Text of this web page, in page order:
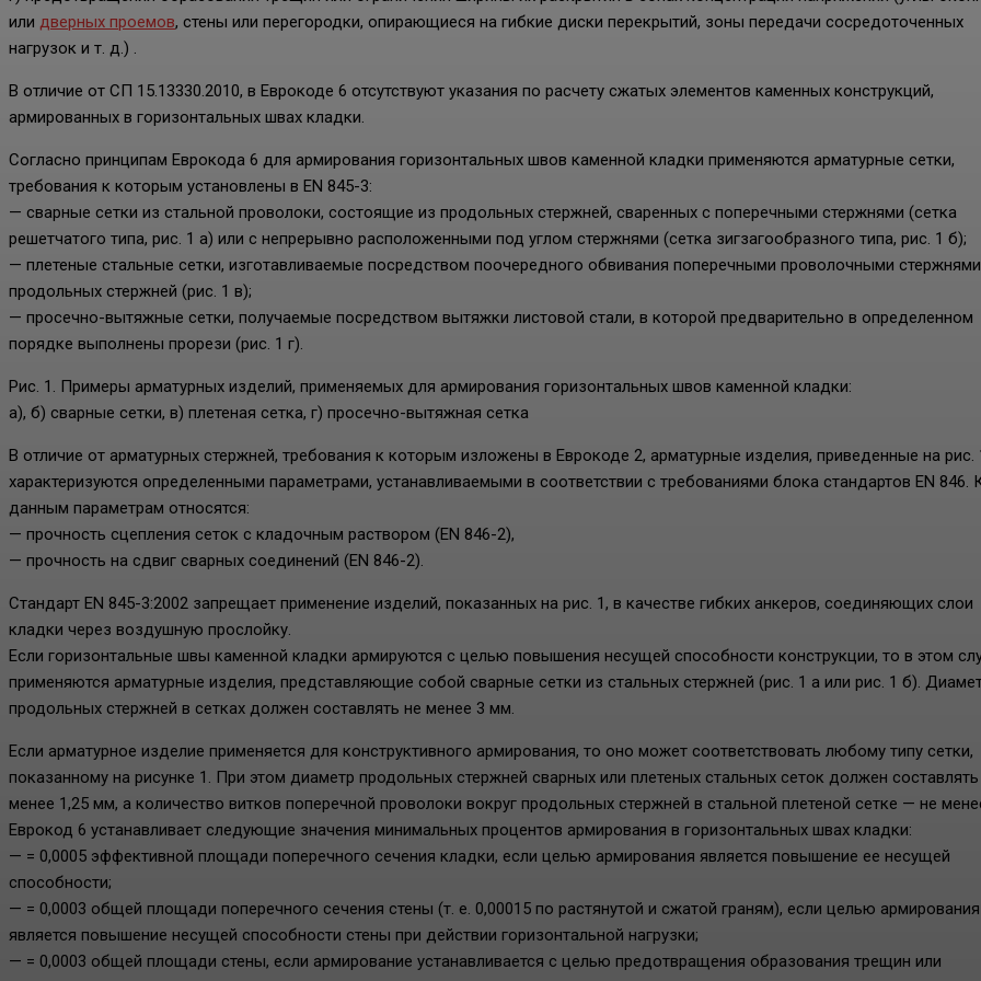
или дверных проемов, стены или перегородки, опирающиеся на гибкие диски перекрытий, зоны передачи сосредоточенных
нагрузок и т. д.) .
В отличие от СП 15.13330.2010, в Еврокоде 6 отсутствуют указания по расчету сжатых элементов каменных конструкций,
армированных в горизонтальных швах кладки.
Согласно принципам Еврокода 6 для армирования горизонтальных швов каменной кладки применяются арматурные сетки,
требования к которым установлены в EN 845-3:
— сварные сетки из стальной проволоки, состоящие из продольных стержней, сваренных с поперечными стержнями (сетка
решетчатого типа, рис. 1 а) или с непрерывно расположенными под углом стержнями (сетка зигзагообразного типа, рис. 1 б);
— плетеные стальные сетки, изготавливаемые посредством поочередного обвивания поперечными проволочными стержнями
продольных стержней (рис. 1 в);
— просечно-вытяжные сетки, получаемые посредством вытяжки листовой стали, в которой предварительно в определенном
порядке выполнены прорези (рис. 1 г).
Рис. 1. Примеры арматурных изделий, применяемых для армирования горизонтальных швов каменной кладки:
а), б) сварные сетки, в) плетеная сетка, г) просечно-вытяжная сетка
В отличие от арматурных стержней, требования к которым изложены в Еврокоде 2, арматурные изделия, приведенные на рис.
характеризуются определенными параметрами, устанавливаемыми в соответствии с требованиями блока стандартов EN 846.
данным параметрам относятся:
— прочность сцепления сеток с кладочным раствором (EN 846-2),
— прочность на сдвиг сварных соединений (EN 846-2).
Стандарт EN 845-3:2002 запрещает применение изделий, показанных на рис. 1, в качестве гибких анкеров, соединяющих слои
кладки через воздушную прослойку.
Если горизонтальные швы каменной кладки армируются с целью повышения несущей способности конструкции, то в этом
применяются арматурные изделия, представляющие собой сварные сетки из стальных стержней (рис. 1 а или рис. 1 б).
продольных стержней в сетках должен составлять не менее 3 мм.
Если арматурное изделие применяется для конструктивного армирования, то оно может соответствовать любому типу сетки,
показанному на рисунке 1. При этом диаметр продольных стержней сварных или плетеных стальных сеток должен
менее 1,25 мм, а количество витков поперечной проволоки вокруг продольных стержней в стальной плетеной сетке — не
Еврокод 6 устанавливает следующие значения минимальных процентов армирования в горизонтальных швах кладки:
— = 0,0005 эффективной площади поперечного сечения кладки, если целью армирования является повышение ее несущей
способности;
— = 0,0003 общей площади поперечного сечения стены (т. е. 0,00015 по растянутой и сжатой граням), если целью армирования
является повышение несущей способности стены при действии горизонтальной нагрузки;
— = 0,0003 общей площади стены, если армирование устанавливается с целью предотвращения образования трещин или